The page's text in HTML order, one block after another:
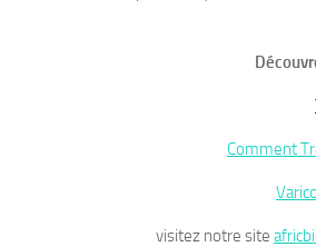
Comment
visitez notre site